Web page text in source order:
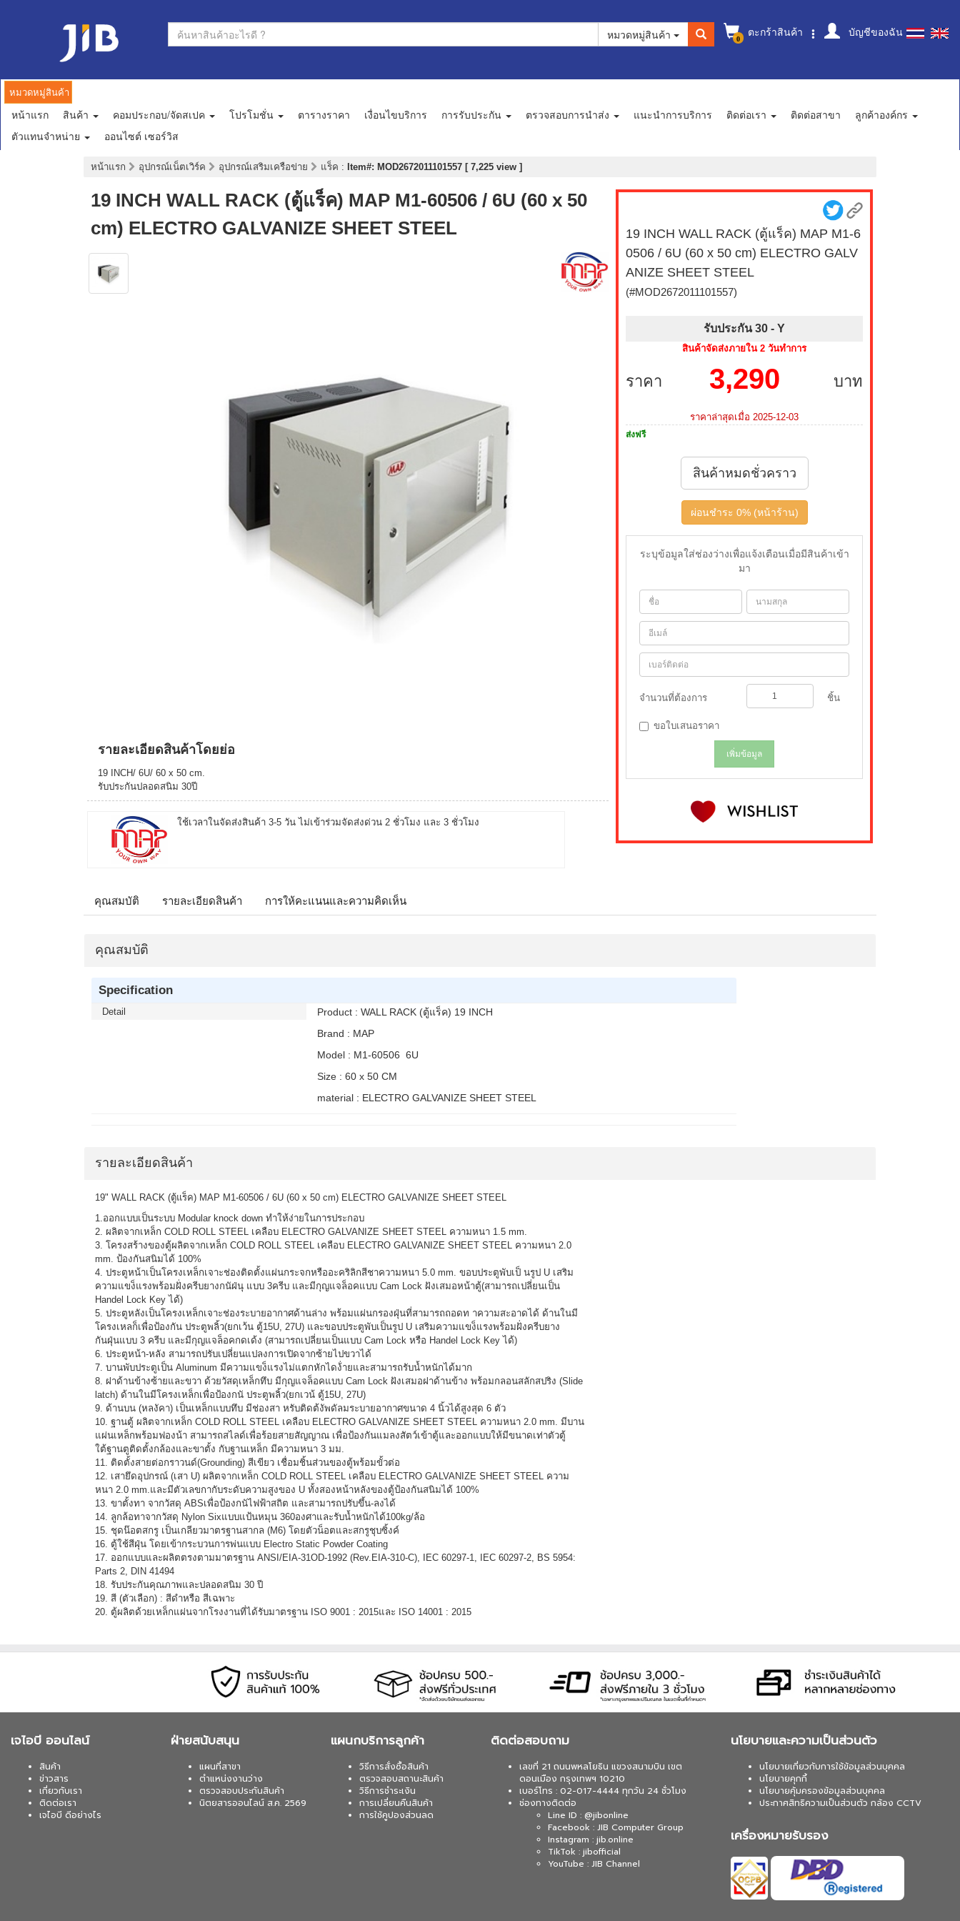
0 ตะกร้าสินค้า บัญชีของฉัน
หมวดหมู่สินค้า
หมวดหมู่สินค้า
หน้าแรก สินค้า คอมประกอบ/จัดสเปค โปรโมชั่น ตารางราคา เงื่อนไขบริการ การรับประกัน ตรวจสอบการนำส่ง แนะนำการบริการ ติดต่อเรา ติดต่อสาขา
ลูกค้าองค์กร
ตัวแทนจำหน่าย
ออนไซต์ เซอร์วิส
หน้าแรก อุปกรณ์เน็ตเวิร์ค อุปกรณ์เสริมเครือข่าย แร็ค : Item#: MOD2672011101557 [ 7,225 view ]
19 INCH WALL RACK (ตู้แร็ค) MAP M1-60506 / 6U (60 x 50
cm) ELECTRO GALVANIZE SHEET STEEL
รายละเอียดสินค้าโดยย่อ
19 INCH/ 6U/ 60 x 50 cm.
รับประกันปลอดสนิม 30ปี
ใช้เวลาในจัดส่งสินค้า 3-5 วัน ไม่เข้าร่วมจัดส่งด่วน 2 ชั่วโมง และ 3 ชั่วโมง
19 INCH WALL RACK (ตู้แร็ค) MAP M1-6
0506 / 6U (60 x 50 cm) ELECTRO GALV
ANIZE SHEET STEEL
(#MOD2672011101557)
รับประกัน 30 - Y
สินค้าจัดส่งภายใน 2 วันทำการ
ราคา บาท
3,290
ราคาล่าสุดเมื่อ 2025-12-03
ส่งฟรี
สินค้าหมดชั่วคราว
ผ่อนชำระ 0% (หน้าร้าน)
ระบุข้อมูลใส่ช่องว่างเพื่อแจ้งเตือนเมื่อมีสินค้าเข้า
มา
จำนวนที่ต้องการ ชิ้น
ขอใบเสนอราคา
เพิ่มข้อมูล
คุณสมบัติ รายละเอียดสินค้า การให้คะแนนและความคิดเห็น
คุณสมบัติ
Specification
Detail
Product : WALL RACK (ตู้แร็ค) 19 INCH
Brand : MAP
Model : M1-60506 6U
Size : 60 x 50 CM
material : ELECTRO GALVANIZE SHEET STEEL
รายละเอียดสินค้า
19" WALL RACK (ตู้แร็ค) MAP M1-60506 / 6U (60 x 50 cm) ELECTRO GALVANIZE SHEET STEEL
1.ออกแบบเป็นระบบ Modular knock down ทำให้ง่ายในการประกอบ
2. ผลิตจากเหล็ก COLD ROLL STEEL เคลือบ ELECTRO GALVANIZE SHEET STEEL ความหนา 1.5 mm.
3. โครงสร้างของตู้ผลิตจากเหล็ก COLD ROLL STEEL เคลือบ ELECTRO GALVANIZE SHEET STEEL ความหนา 2.0
mm. ป้องกันสนิมได้ 100%
4. ประตูหน้าเป็นโครงเหล็กเจาะช่องติดตั้งแผ่นกระจกหรืออะคริลิกสีชาความหนา 5.0 mm. ขอบประตูพับเป็ นรูป U เสริม
ความแขง็แรงพร้อมฝั่งครีบยางกนัฝ่นุ แบบ 3ครีบ และมีกุญแจล็อคแบบ Cam Lock ฝังเสมอหน้าตู้(สามารถเปลี่ยนเป็น
Handel Lock Key ได้)
5. ประตูหลังเป็นโครงเหล็กเจาะช่องระบายอากาศด้านล่าง พร้อมแผ่นกรองฝุ่นที่สามารถถอดท าความสะอาดได้ ด้านในมี
โครงเหลก็เพื่อป้องกัน ประตูพลิ้ว(ยกเว้น ตู้15U, 27U) และขอบประตูพับเป็นรูป U เสริมความแขง็แรงพร้อมฝั่งครีบยาง
กันฝุ่นแบบ 3 ครีบ และมีกุญแจล็อคกดเด้ง (สามารถเปลี่ยนเป็นแบบ Cam Lock หรือ Handel Lock Key ได้)
6. ประตูหน้า-หลัง สามารถปรับเปลี่ยนแปลงการเปิดจากซ้ายไปขวาได้
7. บานพับประตูเป็น Aluminum มีความแขง็แรงไม่แตกหักไดง้่ายและสามารถรับน้ำหนักได้มาก
8. ฝาด้านข้างซ้ายและขวา ด้วยวัสดุเหล็กทึบ มีกุญแจล็อคแบบ Cam Lock ฝังเสมอฝาด้านข้าง พร้อมกลอนสลักสปริง (Slide
latch) ด้านในมีโครงเหล็กเพื่อป้องกนั ประตูพลิ้ว(ยกเวน้ ตู้15U, 27U)
9. ด้านบน (หลงัคา) เป็นเหล็กแบบทึบ มีช่องสา หรับติดต้งัพดัลมระบายอากาศขนาด 4 นิ้วได้สูงสุด 6 ตัว
10. ฐานตู้ ผลิตจากเหล็ก COLD ROLL STEEL เคลือบ ELECTRO GALVANIZE SHEET STEEL ความหนา 2.0 mm. มีบาน
แผ่นเหล็กพร้อมฟองน้า สามารถสไลด์เพื่อร้อยสายสัญญาณ เพื่อป้องกันแมลงสัตว์เข้าตู้และออกแบบให้มีขนาดเท่าตัวตู้
ใต้ฐานตูติดตั้งกล้องและขาตั้ง กับฐานเหล็ก มีความหนา 3 มม.
11. ติดตั้งสายต่อกราวนด์(Grounding) สีเขียว เชื่อมชิ้นส่วนของตู้พร้อมขั้วต่อ
12. เสายึดอุปกรณ์ (เสา U) ผลิตจากเหล็ก COLD ROLL STEEL เคลือบ ELECTRO GALVANIZE SHEET STEEL ความ
หนา 2.0 mm.และมีตัวเลขกากับระดับความสูงของ U ทั้งสองหน้าหลังของตู้ป้องกันสนิมได้ 100%
13. ขาตั้งทา จากวัสดุ ABSเพื่อป้องกนัไฟฟ้าสถิต และสามารถปรับขึ้น-ลงได้
14. ลูกล้อทาจากวัสดุ Nylon Sixแบบแป้นหมุน 360องศาและรับน้ำหนักได้100kg/ล้อ
15. ชุดน๊อตสกรู เป็นเกลียวมาตรฐานสากล (M6) โดยตัวน็อตและสกรูชุบซิ้งค์
16. ตู้ใช้สีฝุ่น โดยเข้ากระบวนการพ่นแบบ Electro Static Powder Coating
17. ออกแบบและผลิตตรงตามมาตรฐาน ANSI/EIA-31OD-1992 (Rev.EIA-310-C), IEC 60297-1, IEC 60297-2, BS 5954:
Parts 2, DIN 41494
18. รับประกันคุณภาพและปลอดสนิม 30 ปี
19. สี (ตัวเลือก) : สีดำหรือ สีเฉพาะ
20. ตู้ผลิตด้วยเหล็กแผ่นจากโรงงานที่ได้รับมาตรฐาน ISO 9001 : 2015และ ISO 14001 : 2015
เจไอบี ออนไลน์
สินค้า
ข่าวสาร
เกี่ยวกับเรา
ติดต่อเรา
เจไอบี ดีอย่างไร
ฝ่ายสนับสนุน
แผนที่สาขา
ตำแหน่งงานว่าง
ตรวจสอบประกันสินค้า
นิตยสารออนไลน์ ส.ค. 2569
แผนกบริการลูกค้า
วิธีการสั่งซื้อสินค้า
ตรวจสอบสถานะสินค้า
วิธีการชำระเงิน
การเปลี่ยนคืนสินค้า
การใช้คูปองส่วนลด
ติดต่อสอบถาม
เลขที่ 21 ถนนพหลโยธิน แขวงสนามบิน เขต
ดอนเมือง กรุงเทพฯ 10210
เบอร์โทร : 02-017-4444 ทุกวัน 24 ชั่วโมง
ช่องทางติดต่อ
Line ID : @jibonline
Facebook : JIB Computer Group
Instagram : jib.online
TikTok : jibofficial
YouTube : JIB Channel
นโยบายและความเป็นส่วนตัว
นโยบายเกี่ยวกับการใช้ข้อมูลส่วนบุคคล
นโยบายคุกกี้
นโยบายคุ้มครองข้อมูลส่วนบุคคล
ประกาศสิทธิความเป็นส่วนตัว กล้อง CCTV
เครื่องหมายรับรอง